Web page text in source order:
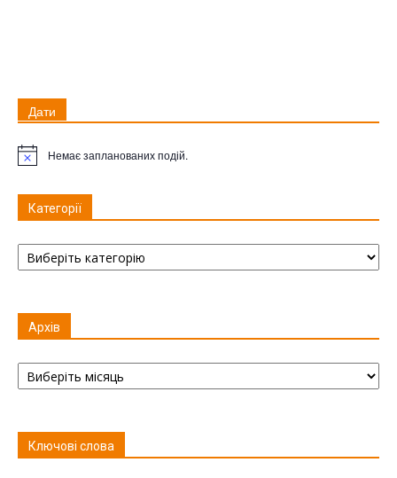
Дати
ПриміткаНемає запланованих подій.
Категорії
Категорії
Архів
Архів
Ключові слова